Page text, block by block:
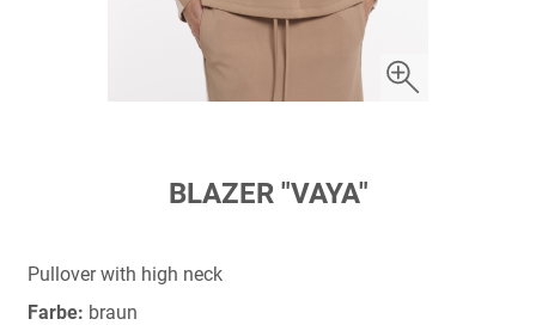
springen
BLAZER "VAYA"
Pullover with high neck
Farbe: braun